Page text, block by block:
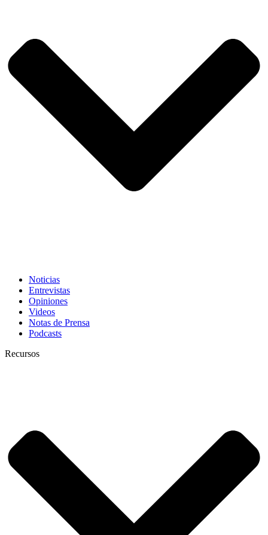
Noticias
Entrevistas
Opiniones
Videos
Notas de Prensa
Podcasts
Recursos